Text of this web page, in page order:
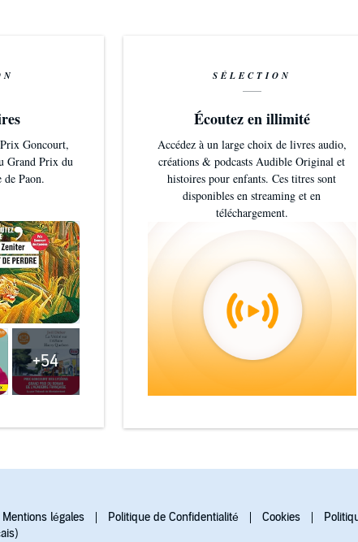
Goncourt,
Grand Prix du
Paon.
+54
SÉLECTION
Écoutez en illimité
Accédez à un large choix de livres audio,
créations & podcasts Audible Original et
histoires pour enfants. Ces titres sont
disponibles en streaming et en
téléchargement.
Mentions légales Politique de Confidentialité Cookies